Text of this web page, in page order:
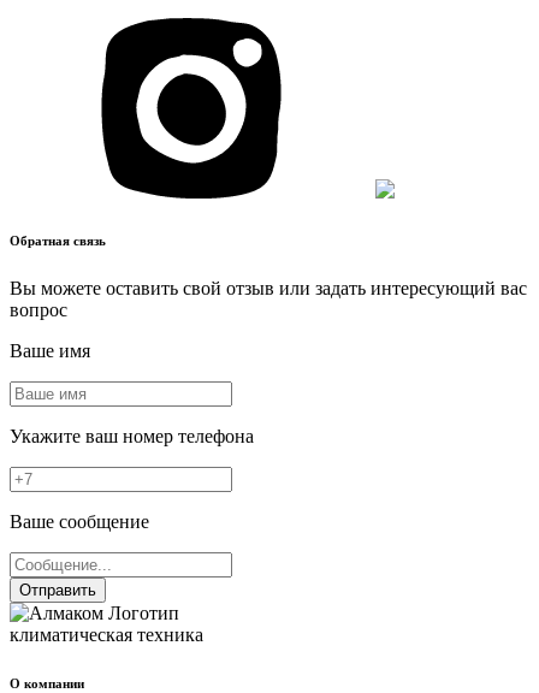
Обратная связь
Вы можете оставить свой отзыв или задать интересующий вас
вопрос
Ваше имя
Укажите ваш номер телефона
Ваше сообщение
Отправить
климатическая техника
О компании